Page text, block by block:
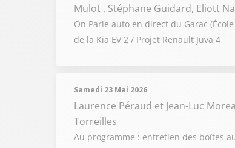
Mulot , Stéphane Guidard, Eliott
On Parle auto en direct du Garac
de la Kia EV 2 / Projet Renault Juva 4
Samedi 23 Mai 2026
Laurence Péraud et Jean-Luc
Torreilles
Au programme : entretien des boîtes